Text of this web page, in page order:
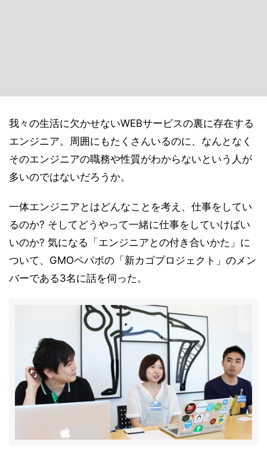
我々の生活に欠かせないWEBサービスの裏に存在する
エンジニア。周囲にもたくさんいるのに、なんとなく
そのエンジニアの職務や性質がわからないという人が
多いのではないだろうか。
一体エンジニアとはどんなことを考え、仕事をしてい
るのか? そしてどうやって一緒に仕事をしていけばい
いのか? 気になる「エンジニアとの付き合いかた」に
ついて、GMOペパボの「新カゴプロジェクト」のメン
バーである3名に話を伺った。